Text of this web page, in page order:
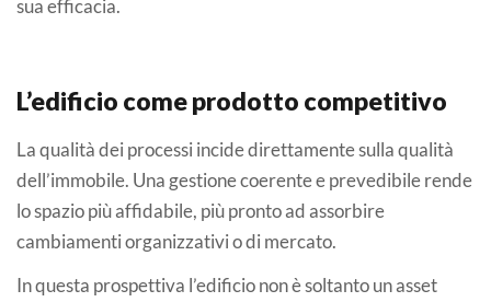
sua efficacia.
L’edificio come prodotto competitivo
La qualità dei processi incide direttamente sulla qualità
dell’immobile. Una gestione coerente e prevedibile rende
lo spazio più affidabile, più pronto ad assorbire
cambiamenti organizzativi o di mercato.
In questa prospettiva l’edificio non è soltanto un asset